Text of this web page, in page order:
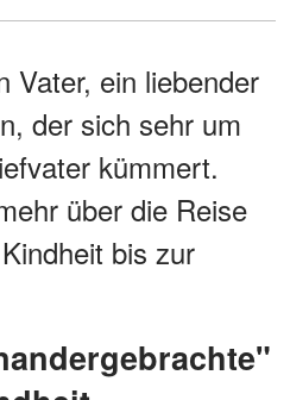
Vater, ein liebender
der sich sehr um
kümmert.
über die Reise
bis zur